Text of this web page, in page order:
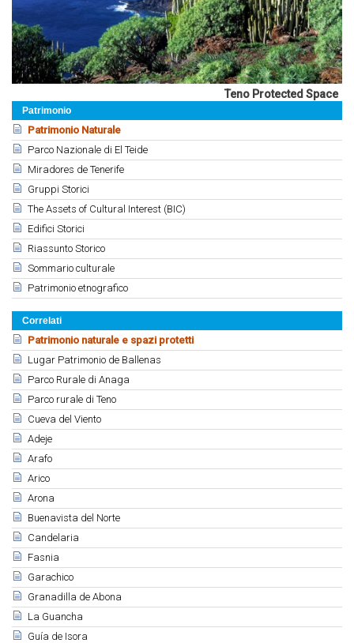
Patrimonio
Patrimonio Naturale
Parco Nazionale di El Teide
Miradores de Tenerife
Gruppi Storici
The Assets of Cultural Interest (BIC)
Edifici Storici
Riassunto Storico
Sommario culturale
Patrimonio etnografico
Correlati
Patrimonio naturale e spazi protetti
Lugar Patrimonio de Ballenas
Parco Rurale di Anaga
Parco rurale di Teno
Cueva del Viento
Adeje
Arafo
Arico
Arona
Buenavista del Norte
Candelaria
Fasnia
Garachico
Granadilla de Abona
La Guancha
Guía de Isora
Teno Protected Space